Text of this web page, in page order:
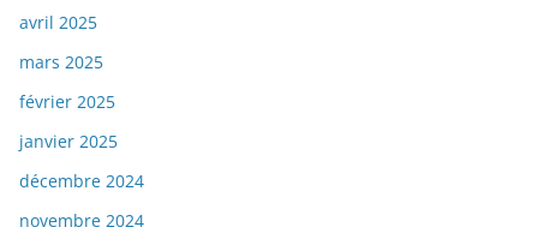
avril 2025
mars 2025
février 2025
janvier 2025
décembre 2024
novembre 2024